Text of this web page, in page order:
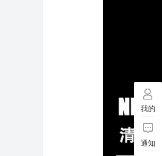
我的
通知